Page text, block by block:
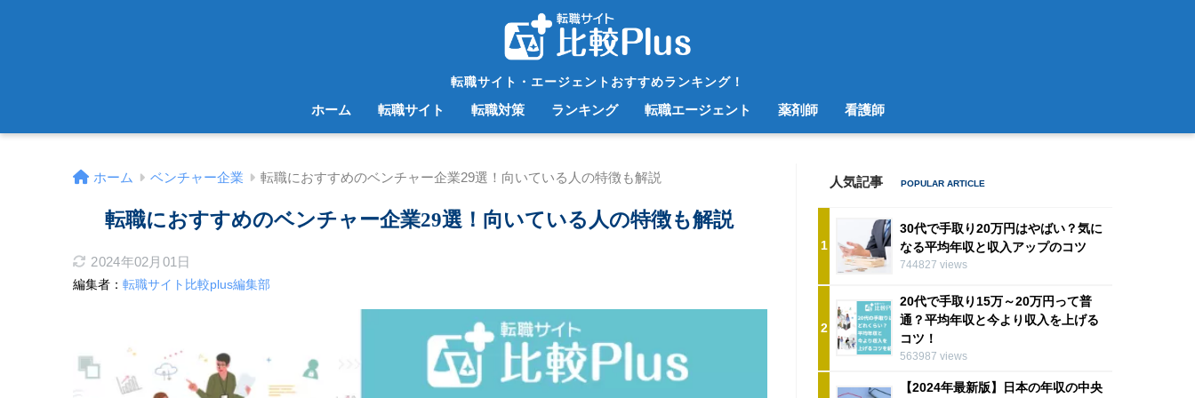
転職サイト・エージェントおすすめランキング！
ホーム 転職サイト 転職対策 ランキング 転職エージェント 薬剤師 看護師
ホーム ベンチャー企業 転職におすすめのベンチャー企業29選！向いている人の特徴も解説
転職におすすめのベンチャー企業29選！向いている人の特徴も解説
2024年02月01日
編集者： 転職サイト比較plus編集部
人気記事
1
30代で手取り20万円はやばい？気に
なる平均年収と収入アップのコツ
744827 views
2
20代で手取り15万～20万円って普
通？平均年収と今より収入を上げる
コツ！
563987 views
【2024年最新版】日本の年収の中央